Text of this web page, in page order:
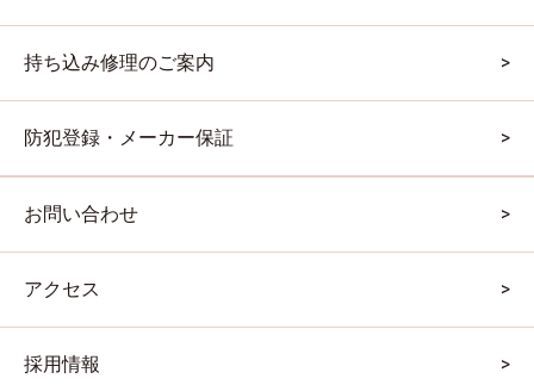
持ち込み修理のご案内
防犯登録・メーカー保証
お問い合わせ
アクセス
採用情報